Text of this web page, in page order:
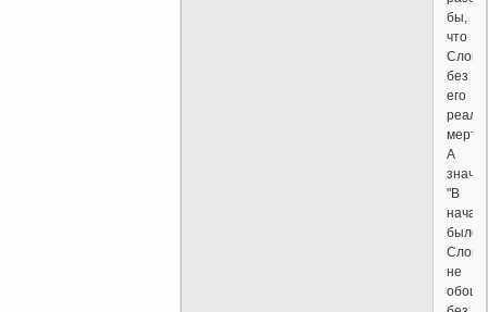
бы,
что
Слово
без
его
А
значит
"В
было
не